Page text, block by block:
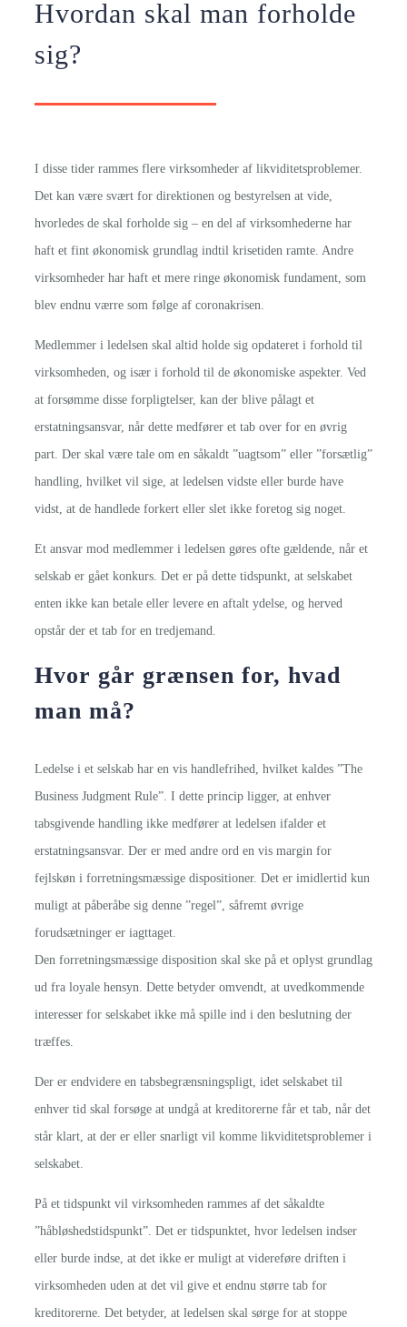
Hvordan skal man forholde
sig?
I disse tider rammes flere virksomheder af likviditetsproblemer.
Det kan være svært for direktionen og bestyrelsen at vide,
hvorledes de skal forholde sig – en del af virksomhederne har
haft et fint økonomisk grundlag indtil krisetiden ramte. Andre
virksomheder har haft et mere ringe økonomisk fundament, som
blev endnu værre som følge af coronakrisen.
Medlemmer i ledelsen skal altid holde sig opdateret i forhold til
virksomheden, og især i forhold til de økonomiske aspekter. Ved
at forsømme disse forpligtelser, kan der blive pålagt et
erstatningsansvar, når dette medfører et tab over for en øvrig
part. Der skal være tale om en såkaldt ”uagtsom” eller ”forsætlig”
handling, hvilket vil sige, at ledelsen vidste eller burde have
vidst, at de handlede forkert eller slet ikke foretog sig noget.
Et ansvar mod medlemmer i ledelsen gøres ofte gældende, når et
selskab er gået konkurs. Det er på dette tidspunkt, at selskabet
enten ikke kan betale eller levere en aftalt ydelse, og herved
opstår der et tab for en tredjemand.
Hvor går grænsen for, hvad
man må?
Ledelse i et selskab har en vis handlefrihed, hvilket kaldes ”The
Business Judgment Rule”. I dette princip ligger, at enhver
tabsgivende handling ikke medfører at ledelsen ifalder et
erstatningsansvar. Der er med andre ord en vis margin for
fejlskøn i forretningsmæssige dispositioner. Det er imidlertid kun
muligt at påberåbe sig denne ”regel”, såfremt øvrige
forudsætninger er iagttaget.
Den forretningsmæssige disposition skal ske på et oplyst grundlag
ud fra loyale hensyn. Dette betyder omvendt, at uvedkommende
interesser for selskabet ikke må spille ind i den beslutning der
træffes.
Der er endvidere en tabsbegrænsningspligt, idet selskabet til
enhver tid skal forsøge at undgå at kreditorerne får et tab, når det
står klart, at der er eller snarligt vil komme likviditetsproblemer i
selskabet.
På et tidspunkt vil virksomheden rammes af det såkaldte
”håbløshedstidspunkt”. Det er tidspunktet, hvor ledelsen indser
eller burde indse, at det ikke er muligt at videreføre driften i
virksomheden uden at det vil give et endnu større tab for
kreditorerne. Det betyder, at ledelsen skal sørge for at stoppe